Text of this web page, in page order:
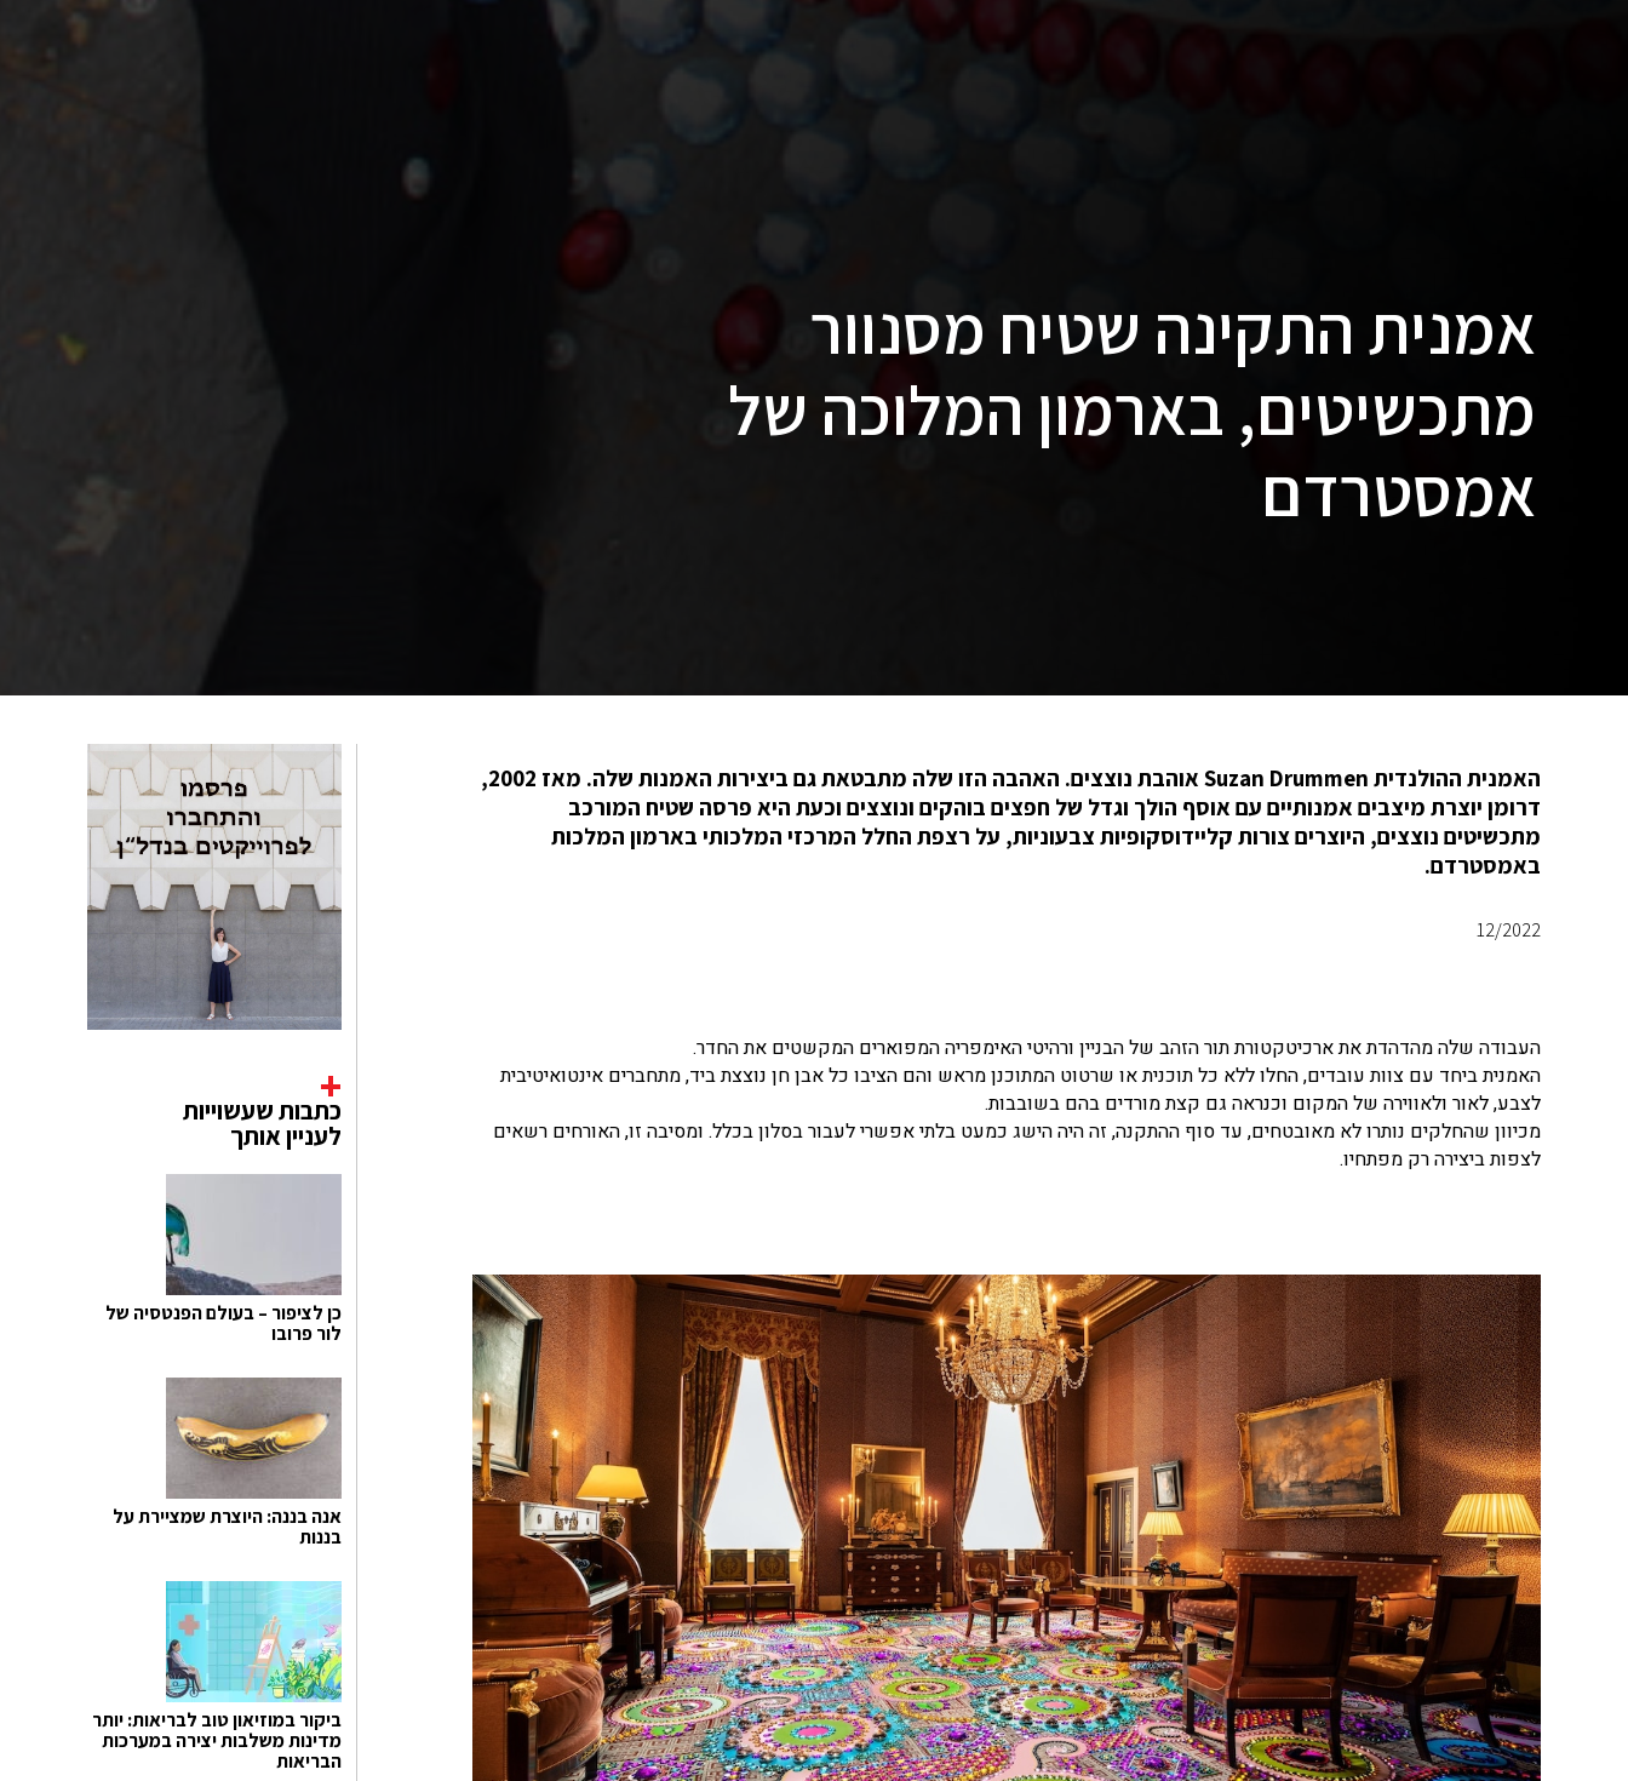
אמנית התקינה שטיח מסנוור
מתכשיטים, בארמון המלוכה של
אמסטרדם
האמנית ההולנדית Suzan Drummen אוהבת נוצצים. האהבה הזו שלה מתבטאת גם ביצירות האמנות שלה. מאז 2002,
דרומן יוצרת מיצבים אמנותיים עם אוסף הולך וגדל של חפצים בוהקים ונוצצים וכעת היא פרסה שטיח המורכב
מתכשיטים נוצצים, היוצרים צורות קליידוסקופיות צבעוניות, על רצפת החלל המרכזי המלכותי בארמון המלכות
באמסטרדם.
12/2022
העבודה שלה מהדהדת את ארכיטקטורת תור הזהב של הבניין ורהיטי האימפריה המפוארים המקשטים את החדר.
האמנית ביחד עם צוות עובדים, החלו ללא כל תוכנית או שרטוט המתוכנן מראש והם הציבו כל אבן חן נוצצת ביד, מתחברים אינטואיטיבית
לצבע, לאור ולאווירה של המקום וכנראה גם קצת מורדים בהם בשובבות.
מכיוון שהחלקים נותרו לא מאובטחים, עד סוף ההתקנה, זה היה הישג כמעט בלתי אפשרי לעבור בסלון בכלל. ומסיבה זו, האורחים רשאים
לצפות ביצירה רק מפתחיו.
כתבות שעשוייות
לעניין אותך
כן לציפור – בעולם הפנטסיה של
לור פרובו
אנה בננה: היוצרת שמציירת על
בננות
ביקור במוזיאון טוב לבריאות: יותר
מדינות משלבות יצירה במערכות
הבריאות